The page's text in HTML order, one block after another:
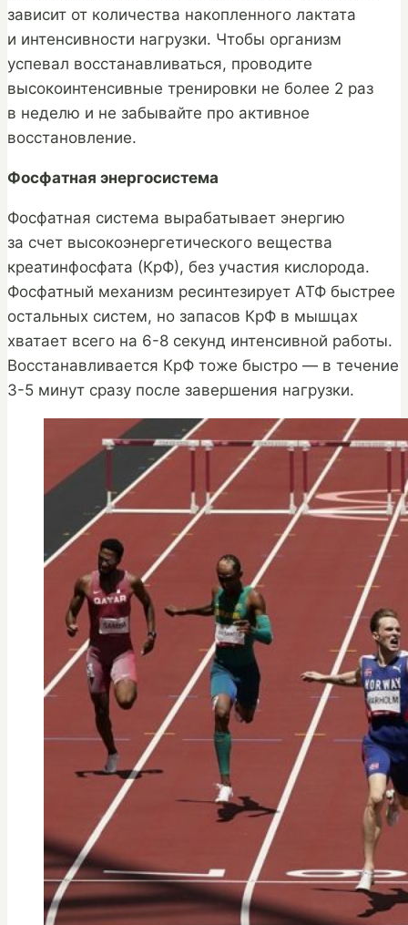
зависит от количества накопленного лактата
и интенсивности нагрузки. Чтобы организм
успевал восстанавливаться, проводите
высокоинтенсивные тренировки не более 2 раз
в неделю и не забывайте про активное
восстановление.
Фосфатная энергосистема
Фосфатная система вырабатывает энергию
за счет высокоэнергетического вещества
креатинфосфата (КрФ), без участия кислорода.
Фосфатный механизм ресинтезирует АТФ быстрее
остальных систем, но запасов КрФ в мышцах
хватает всего на 6-8 секунд интенсивной работы.
Восстанавливается КрФ тоже быстро — в течение
3-5 минут сразу после завершения нагрузки.